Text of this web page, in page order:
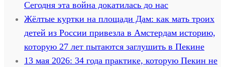
Сегодня эта война докатилась до нас
Жёлтые куртки на площади Дам: как мать троих
детей из России привезла в Амстердам историю,
которую 27 лет пытаются заглушить в Пекине
13 мая 2026: 34 года практике, которую Пекин не